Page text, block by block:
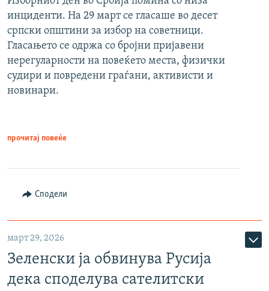
инциденти. На 29 март се гласаше во десет
српски општини за избор на советници.
Гласањето се одржа со бројни пријавени
нерегуларности на повеќето места, физички
судири и повредени граѓани, активисти и
новинари.
прочитај повеќе
Сподели
март 29, 2026
Зеленски ја обвинува Русија
дека споделува сателитски